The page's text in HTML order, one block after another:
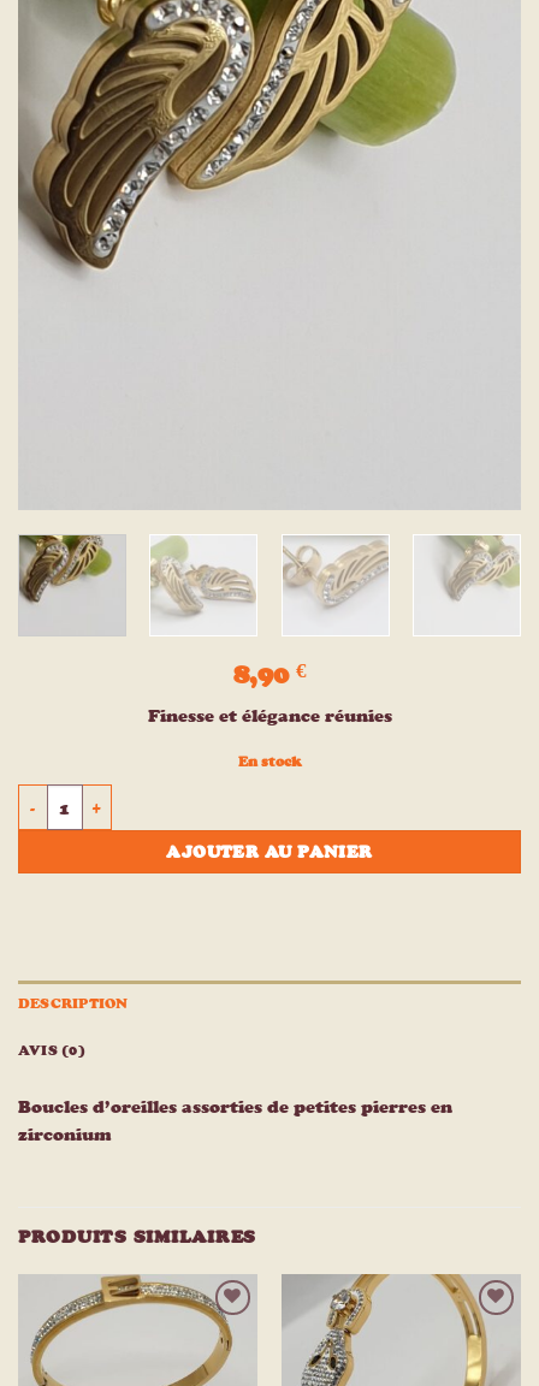
8,90 €
Finesse et élégance réunies
En stock
AJOUTER AU PANIER
DESCRIPTION
AVIS (0)
Boucles d’oreilles assorties de petites pierres en
zirconium
PRODUITS SIMILAIRES
Ajouter
à la
liste
d’envies
Ajouter
liste
d’envies